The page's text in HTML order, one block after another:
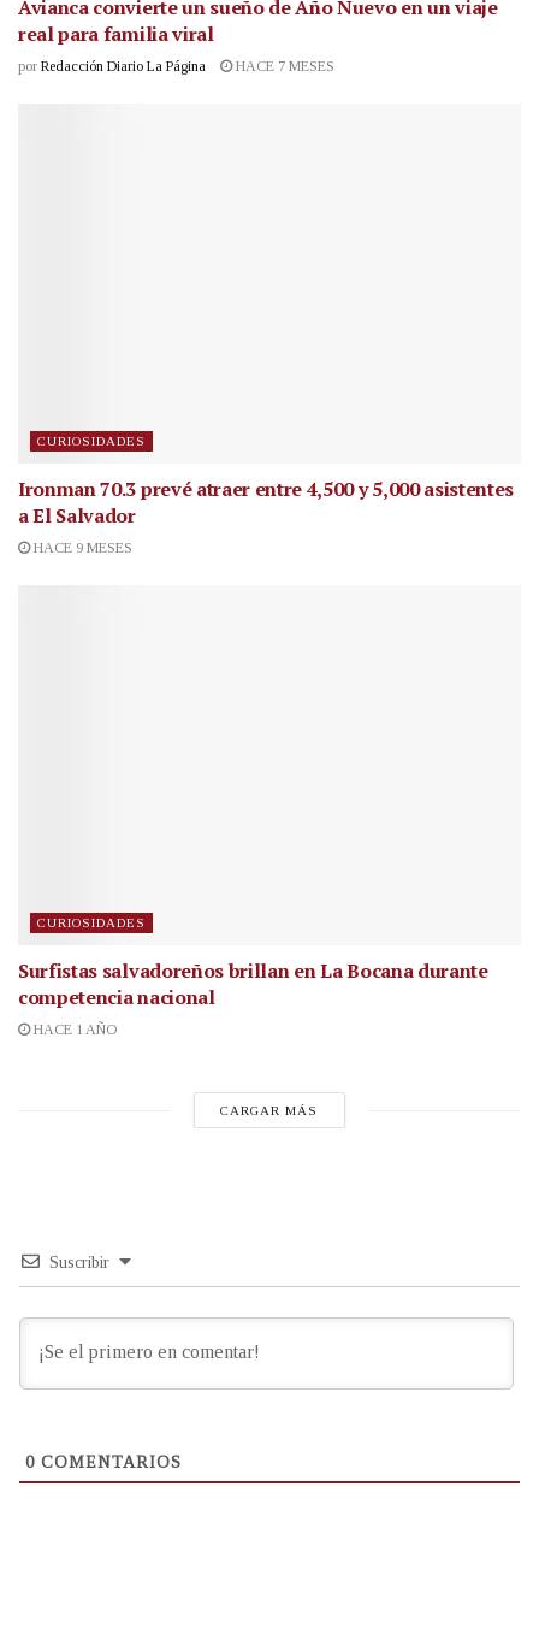
Avianca convierte un sueño de Año Nuevo en un viaje
real para familia viral
por Redacción Diario La Página HACE 7 MESES
CURIOSIDADES
Ironman 70.3 prevé atraer entre 4,500 y 5,000 asistentes
a El Salvador
HACE 9 MESES
CURIOSIDADES
Surfistas salvadoreños brillan en La Bocana durante
competencia nacional
HACE 1 AÑO
CARGAR MÁS
Suscribir
0 COMENTARIOS